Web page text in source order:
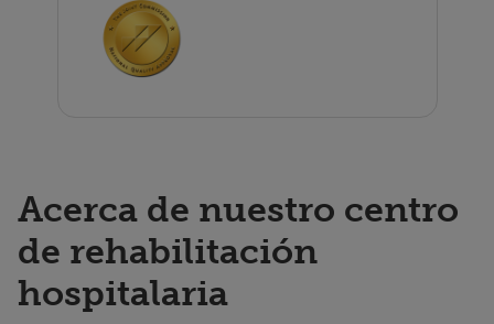
Acerca de nuestro centro
de rehabilitación
hospitalaria